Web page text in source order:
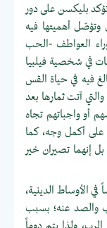
بليكسن على دور
وتؤصّل أهميتها فيه
العواطف -الحب
في شخصية فيلبيا
فيه في حياة القس
والتي آتت ثمارها بعد
أو واجباتهم تجاه
على أكمل وجه، كما
إنهما تصيران خير
الأوساط الدينية،
والصد عنه؛ بسبب